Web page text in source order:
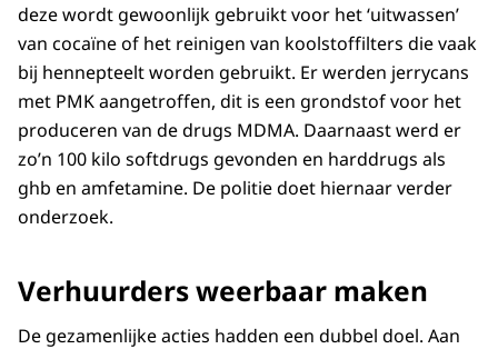
deze wordt gewoonlijk gebruikt voor het ‘uitwassen’
van cocaïne of het reinigen van koolstoffilters die vaak
bij hennepteelt worden gebruikt. Er werden jerrycans
met PMK aangetroffen, dit is een grondstof voor het
produceren van de drugs MDMA. Daarnaast werd er
zo’n 100 kilo softdrugs gevonden en harddrugs als
ghb en amfetamine. De politie doet hiernaar verder
onderzoek.
Verhuurders weerbaar maken
De gezamenlijke acties hadden een dubbel doel. Aan